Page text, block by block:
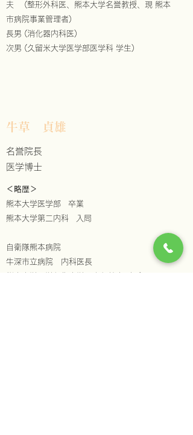
夫 (整形外科医、熊本大学名誉教授、現 熊本
市病院事業管理者)
長男 (消化器内科医)
​次男 (久留米大学医学部医学科 学生)
牛草 貞雄
名誉院長
医学博士​​​​
＜略歴＞
熊本大学医学部 卒業
​熊本大学第二内科 入局
自衛隊熊本病院
牛深市立病院 内科医長